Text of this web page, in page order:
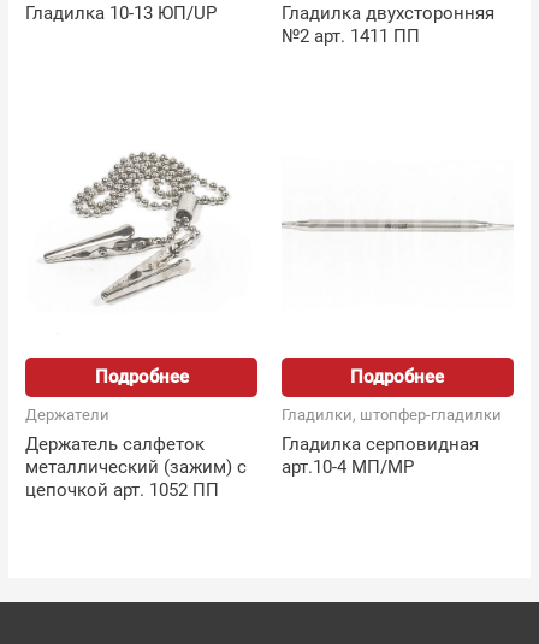
Гладилка 10-13 ЮП/UP
Гладилка двухсторонняя
№2 арт. 1411 ПП
Подробнее
Держатели
Держатель салфеток
металлический (зажим) с
цепочкой арт. 1052 ПП
Подробнее
Гладилки, штопфер-гладилки
Гладилка серповидная
арт.10-4 МП/MP